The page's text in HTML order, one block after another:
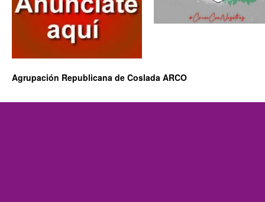
Agrupación Republicana de Coslada ARCO